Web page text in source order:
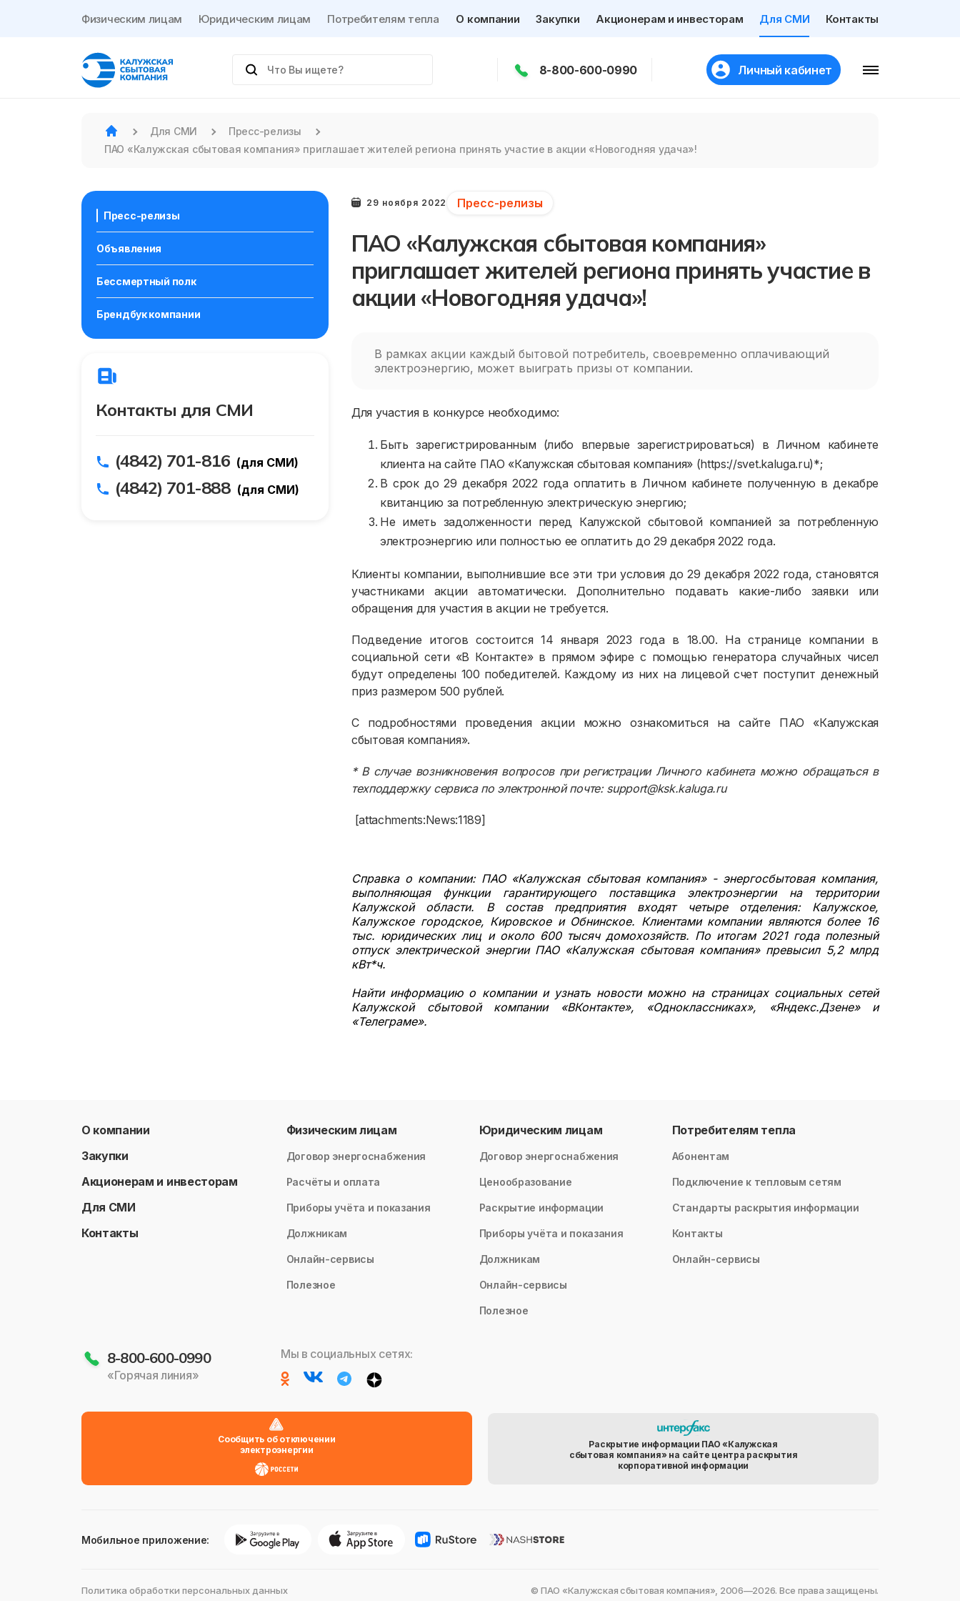
Физическим лицам Юридическим лицам Потребителям тепла О компании Закупки Акционерам и инвесторам Для СМИ Контакты
8-800-600-0990 Личный кабинет
Для СМИ
Пресс-релизы
ПАО «Калужская сбытовая компания» приглашает жителей региона принять участие в акции «Новогодняя удача»!
Пресс-релизы
Объявления
Бессмертный полк
Брендбук компании
Контакты для СМИ
(4842) 701-816 (для СМИ)
(4842) 701-888 (для СМИ)
29 ноября 2022 Пресс-релизы
ПАО «Калужская сбытовая компания»
приглашает жителей региона принять участие в
акции «Новогодняя удача»!
В рамках акции каждый бытовой потребитель, своевременно оплачивающий
электроэнергию, может выиграть призы от компании.
Для участия в конкурсе необходимо:
Быть зарегистрированным (либо впервые зарегистрироваться) в Личном кабинете
клиента на сайте ПАО «Калужская сбытовая компания» (https://svet.kaluga.ru)*;
В срок до 29 декабря 2022 года оплатить в Личном кабинете полученную в декабре
квитанцию за потребленную электрическую энергию;
Не иметь задолженности перед Калужской сбытовой компанией за потребленную
электроэнергию или полностью ее оплатить до 29 декабря 2022 года.
Клиенты компании, выполнившие все эти три условия до 29 декабря 2022 года, становятся
участниками акции автоматически. Дополнительно подавать какие-либо заявки или
обращения для участия в акции не требуется.
Подведение итогов состоится 14 января 2023 года в 18.00. На странице компании в
социальной сети «В Контакте» в прямом эфире с помощью генератора случайных чисел
будут определены 100 победителей. Каждому из них на лицевой счет поступит денежный
приз размером 500 рублей.
С подробностями проведения акции можно ознакомиться на сайте ПАО «Калужская
сбытовая компания».
* В случае возникновения вопросов при регистрации Личного кабинета можно обращаться в
техподдержку сервиса по электронной почте: support@ksk.kaluga.ru
[attachments:News:1189]
Справка о компании: ПАО «Калужская сбытовая компания» - энергосбытовая компания,
выполняющая функции гарантирующего поставщика электроэнергии на территории
Калужской области. В состав предприятия входят четыре отделения: Калужское,
Калужское городское, Кировское и Обнинское. Клиентами компании являются более 16
тыс. юридических лиц и около 600 тысяч домохозяйств. По итогам 2021 года полезный
отпуск электрической энергии ПАО «Калужская сбытовая компания» превысил 5,2 млрд
кВт*ч.
Найти информацию о компании и узнать новости можно на страницах социальных сетей
Калужской сбытовой компании «ВКонтакте», «Одноклассниках», «Яндекс.Дзене» и
«Телеграме».
О компании
Закупки
Акционерам и инвесторам
Для СМИ
Контакты
Физическим лицам
Договор энергоснабжения
Расчёты и оплата
Приборы учёта и показания
Должникам
Онлайн-сервисы
Полезное
Юридическим лицам
Договор энергоснабжения
Ценообразование
Раскрытие информации
Приборы учёта и показания
Должникам
Онлайн-сервисы
Полезное
Потребителям тепла
Абонентам
Подключение к тепловым сетям
Стандарты раскрытия информации
Контакты
Онлайн-сервисы
8-800-600-0990
«Горячая линия»
Мы в социальных сетях:
Сообщить об отключении
электроэнергии
Раскрытие информации ПАО «Калужская
сбытовая компания» на сайте центра раскрытия
корпоративной информации
Мобильное приложение:
Политика обработки персональных данных © ПАО «Калужская сбытовая компания», 2006—2026. Все права защищены.